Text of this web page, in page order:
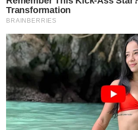
Transformation
BRAINBERRIES